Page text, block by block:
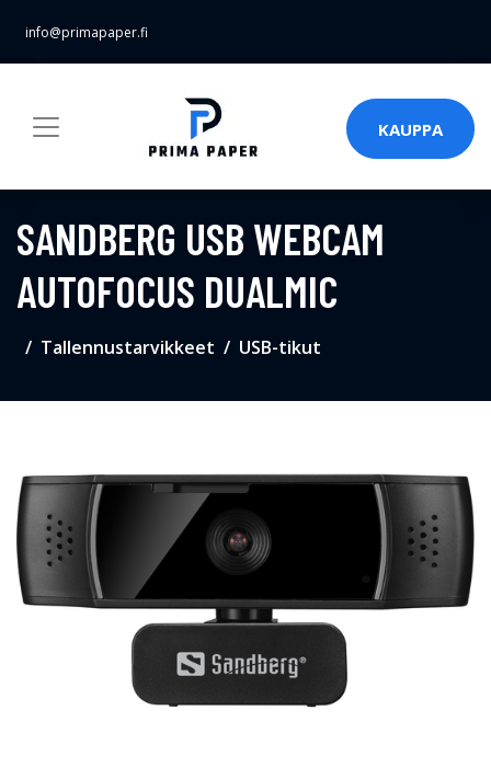
info@primapaper.fi
KAUPPA
SANDBERG USB WEBCAM
AUTOFOCUS DUALMIC
Tallennustarvikkeet USB-tikut